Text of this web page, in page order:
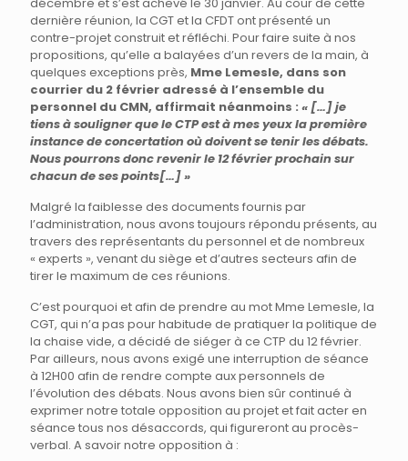
dernière réunion, la CGT et la CFDT ont présenté un
contre-projet construit et réfléchi. Pour faire suite à nos
propositions, qu’elle a balayées d’un revers de la main, à
quelques exceptions près, Mme Lemesle, dans son
courrier du 2 février adressé à l’ensemble du
personnel du CMN, affirmait néanmoins : « […] je
tiens à souligner que le CTP est à mes yeux la première
instance de concertation où doivent se tenir les débats.
Nous pourrons donc revenir le 12 février prochain sur
chacun de ses points[…] »
Malgré la faiblesse des documents fournis par
l’administration, nous avons toujours répondu présents, au
travers des représentants du personnel et de nombreux
« experts », venant du siège et d’autres secteurs afin de
tirer le maximum de ces réunions.
C’est pourquoi et afin de prendre au mot Mme Lemesle, la
CGT, qui n’a pas pour habitude de pratiquer la politique de
la chaise vide, a décidé de siéger à ce CTP du 12 février.
Par ailleurs, nous avons exigé une interruption de séance
à 12H00 afin de rendre compte aux personnels de
l’évolution des débats. Nous avons bien sûr continué à
exprimer notre totale opposition au projet et fait acter en
séance tous nos désaccords, qui figureront au procès-
verbal. A savoir notre opposition à :